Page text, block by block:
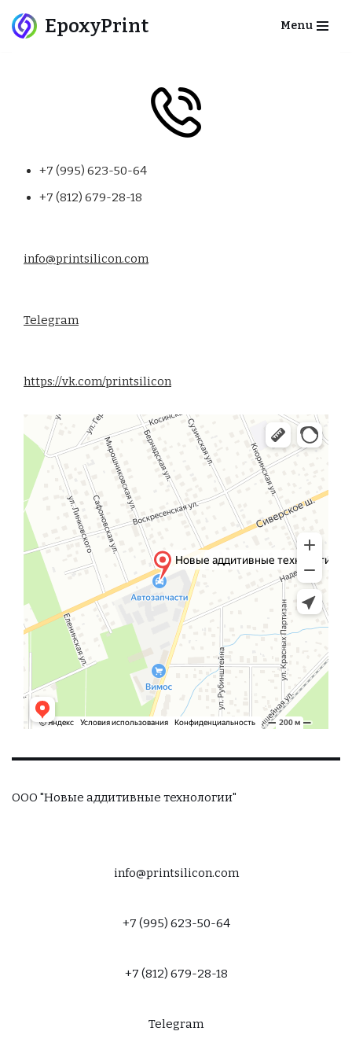
Перейти
EpoxyPrint Menu
+7 (995) 623-50-64
+7 (812) 679-28-18
info@printsilicon.com
Telegram
https://vk.com/printsilicon
ООО "Новые аддитивные технологии"
info@printsilicon.com
+7 (995) 623-50-64
+7 (812) 679-28-18
Telegram